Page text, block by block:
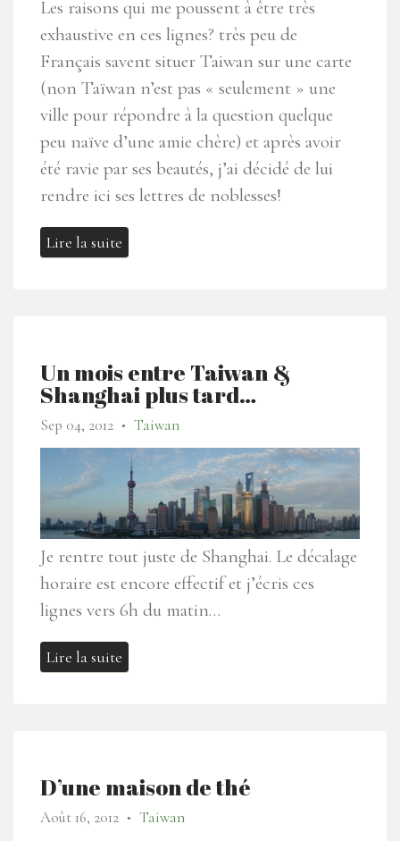
Les raisons qui me poussent à être très
exhaustive en ces lignes? très peu de
Français savent situer Taiwan sur une carte
(non Taïwan n’est pas « seulement » une
ville pour répondre à la question quelque
peu naïve d’une amie chère) et après avoir
été ravie par ses beautés, j’ai décidé de lui
rendre ici ses lettres de noblesses!
Lire la suite
Un mois entre Taiwan &
Shanghai plus tard…
Sep 04, 2012 ● Taiwan
Je rentre tout juste de Shanghai. Le décalage
horaire est encore effectif et j’écris ces
lignes vers 6h du matin…
Lire la suite
D’une maison de thé
Août 16, 2012 ● Taiwan